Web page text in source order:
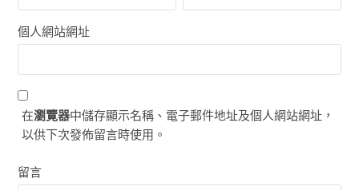
個人網站網址
在瀏覽器中儲存顯示名稱、電子郵件地址及個人網站網址，
以供下次發佈留言時使用。
留言